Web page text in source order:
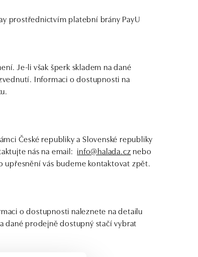
prostřednictvím platební brány PayU
Je-li však šperk skladem na dané
Informaci o dostupnosti na
České republiky a Slovenské republiky
nás na email: info@halada.cz nebo
vás budeme kontaktovat zpět.
o dostupnosti naleznete na detailu
dané prodejně dostupný stačí vybrat